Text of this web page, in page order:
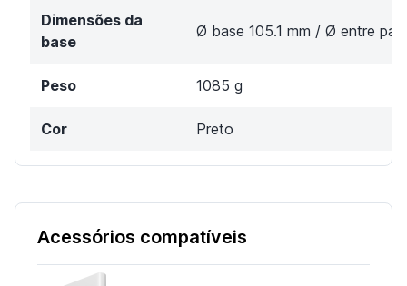
Dimensões da
base
Ø base 105.1 mm / Ø entre
Peso 1085 g
Cor Preto
Acessórios compatíveis